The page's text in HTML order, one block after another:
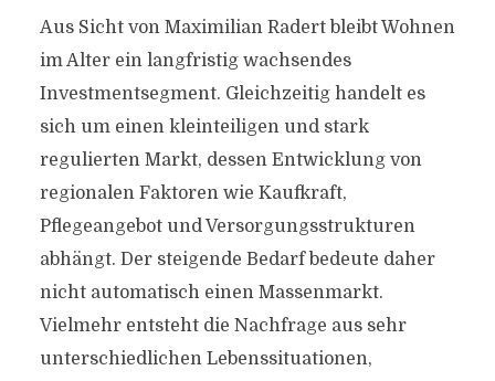
Aus Sicht von Maximilian Radert bleibt Wohnen
im Alter ein langfristig wachsendes
Investmentsegment. Gleichzeitig handelt es
sich um einen kleinteiligen und stark
regulierten Markt, dessen Entwicklung von
regionalen Faktoren wie Kaufkraft,
Pflegeangebot und Versorgungsstrukturen
abhängt. Der steigende Bedarf bedeute daher
nicht automatisch einen Massenmarkt.
Vielmehr entsteht die Nachfrage aus sehr
unterschiedlichen Lebenssituationen,